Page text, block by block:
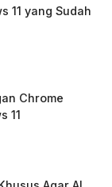
11 yang Sudah
Chrome
11